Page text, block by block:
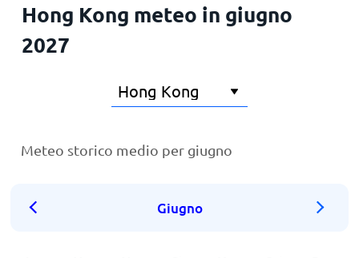
Hong Kong meteo in giugno
2027
Meteo storico medio per giugno
Giugno